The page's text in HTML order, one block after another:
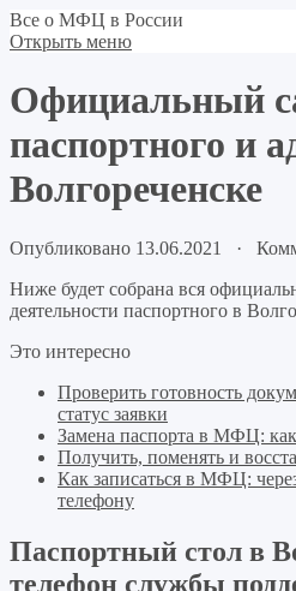
Все о МФЦ в России
Открыть меню
Официальный
паспортного и
Волгореченске
Опубликовано 13.06.2021 ·
Ниже будет собрана вся
деятельности паспортного в
Это интересно
Проверить готовность
статус заявки
Замена паспорта в МФЦ:
Получить, поменять и
Как записаться в МФЦ:
телефону
Паспортный стол в
телефон службы